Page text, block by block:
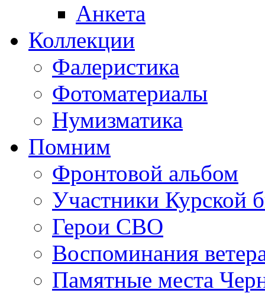
Анкета
Коллекции
Фалеристика
Фотоматериалы
Нумизматика
Помним
Фронтовой альбом
Участники Курской
Герои СВО
Воспоминания
Памятные места